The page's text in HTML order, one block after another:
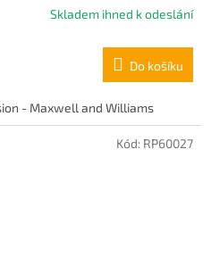
Skladem ihned k odeslání
Do košíku
- Maxwell and Williams
Kód: RP60027